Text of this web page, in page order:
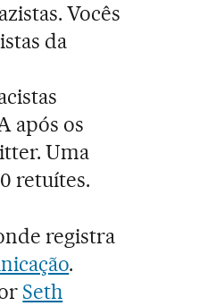
Vocês
da
após os
Uma
retuítes.
registra
.
Seth